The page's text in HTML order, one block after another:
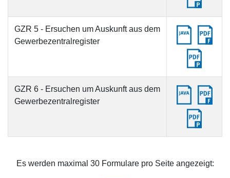
GZR 5 - Ersuchen um Auskunft aus dem
Gewerbezentralregister
GZR 6 - Ersuchen um Auskunft aus dem
Gewerbezentralregister
Es werden maximal 30 Formulare pro Seite angezeigt: